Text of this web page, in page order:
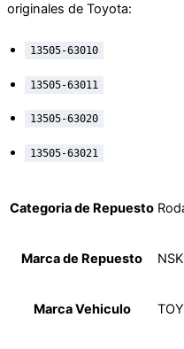
originales de Toyota:
13505-63010
13505-63011
13505-63020
13505-63021
Categoria de Repuesto
Marca de Repuesto NSK
Marca Vehiculo